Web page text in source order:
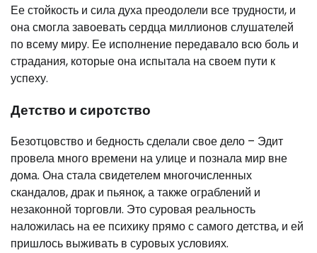
Ее стойкость и сила духа преодолели все трудности, и
она смогла завоевать сердца миллионов слушателей
по всему миру. Ее исполнение передавало всю боль и
страдания, которые она испытала на своем пути к
успеху.
Детство и сиротство
Безотцовство и бедность сделали свое дело – Эдит
провела много времени на улице и познала мир вне
дома. Она стала свидетелем многочисленных
скандалов, драк и пьянок, а также ограблений и
незаконной торговли. Это суровая реальность
наложилась на ее психику прямо с самого детства, и ей
пришлось выживать в суровых условиях.